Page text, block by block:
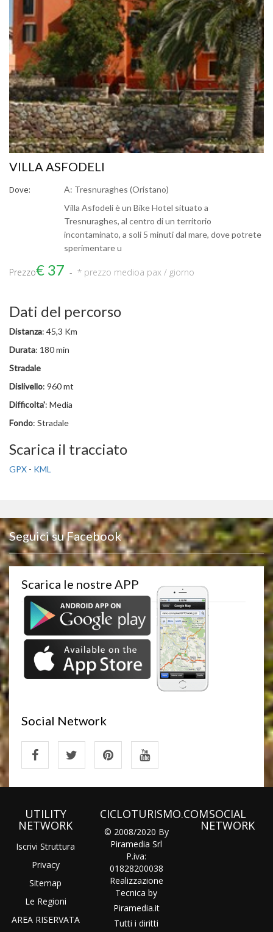
VILLA ASFODELI
Dove:
A: Tresnuraghes (Oristano)
Villa Asfodeli è un Bike Hotel situato a
Tresnuraghes, al centro di un territorio
incontaminato, a soli 5 minuti dal mare, dove potrete
sperimentare u
Prezzo€ 37 * prezzo medioa pax / giorno
Dati del percorso
Distanza: 45,3 Km
Durata: 180 min
Stradale
Dislivello: 960 mt
Difficolta': Media
Fondo: Stradale
Scarica il tracciato
GPX - KML
Seguici su Facebook
Scarica le nostre APP
Social Network
UTILITY
NETWORK
Iscrivi Struttura
Privacy
Sitemap
Le Regioni
AREA RISERVATA
CICLOTURISMO.COM
© 2008/2020 By
Piramedia Srl
P.iva:
01828200038
Realizzazione
Tecnica by
Piramedia.it
Tutti i diritti
SOCIAL
NETWORK